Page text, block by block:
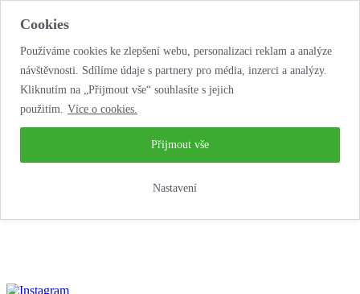
Cookies
Používáme cookies ke zlepšení webu, personalizaci reklam a analýze
návštěvnosti. Sdílíme údaje s partnery pro média, inzerci a analýzy.
Kliknutím na „Přijmout vše“ souhlasíte s jejich
použitím. Více o cookies.
Nastavení
Přijmout vše
...neobyčejná jízda životem!